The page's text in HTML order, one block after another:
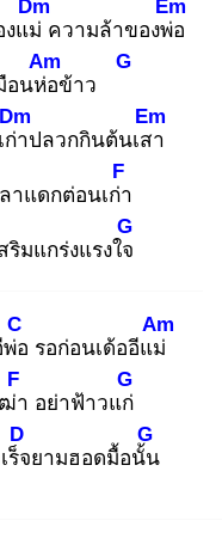
แม่
Dm
ความล้าของพ่อ
Em
อนห่อ
Am
ข้าว
G
า
Dm
ปลวกกินต้นเสา
Em
าแดกต่อนเก่า
F
ริมแกร่งแรงใจ
G
อ
C
รอก่อนเด้ออีแม่
Am
า
F
อย่าฟ้าวแก่
G
ร็จ
D
ยามฮอดมื้อนั้น
G